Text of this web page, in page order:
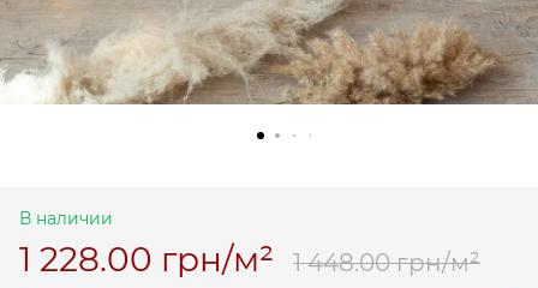
В наличии
1 228.00 грн/м² 1 448.00 грн/м²